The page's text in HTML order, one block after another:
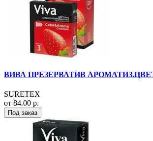
ВИВА ПРЕЗЕРВАТИВ
SURETEX
от 84.00 р.
Под заказ